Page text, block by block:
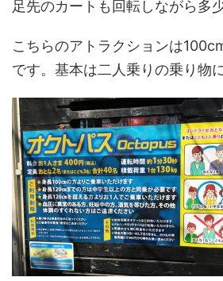
足先のカートも回転しながら多
こちらのアトラクションは
です。基本は二人乗りの乗り物